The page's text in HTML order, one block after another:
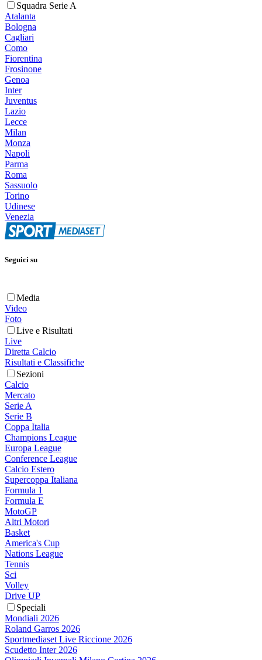
Squadra Serie A
Atalanta
Bologna
Cagliari
Como
Fiorentina
Frosinone
Genoa
Inter
Juventus
Lazio
Lecce
Milan
Monza
Napoli
Parma
Roma
Sassuolo
Torino
Udinese
Venezia
Seguici su
Media
Video
Foto
Live e Risultati
Live
Diretta Calcio
Risultati e Classifiche
Sezioni
Calcio
Mercato
Serie A
Serie B
Coppa Italia
Champions League
Europa League
Conference League
Calcio Estero
Supercoppa Italiana
Formula 1
Formula E
MotoGP
Altri Motori
Basket
America's Cup
Nations League
Tennis
Sci
Volley
Drive UP
Speciali
Mondiali 2026
Roland Garros 2026
Sportmediaset Live Riccione 2026
Scudetto Inter 2026